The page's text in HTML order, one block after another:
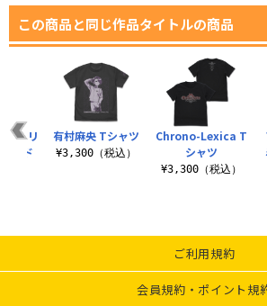
この商品と同じ作品タイトルの商品
Chrono-Lexica T
シャツ
¥3,300（税込）
アクリ
ンド
有村麻央 Tシャツ
¥3,300（税込）
ご利用規約
会員規約・ポイント規